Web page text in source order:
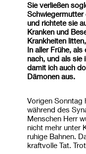
Sie verließen
Schwiegermutter
und richtete sie
Kranken und
Krankheiten
In aller Frühe,
nach, und als sie
damit ich auch
Dämonen aus.
Vorigen Sonntag
während des
Menschen Herr
nicht mehr unter
ruhige Bahnen.
kraftvolle Tat.